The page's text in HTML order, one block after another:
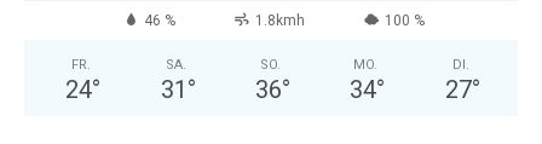
46 % 1.8kmh 100 %
FR.
24°
SA.
31 °
SO.
36°
MO.
34°
DI.
27°